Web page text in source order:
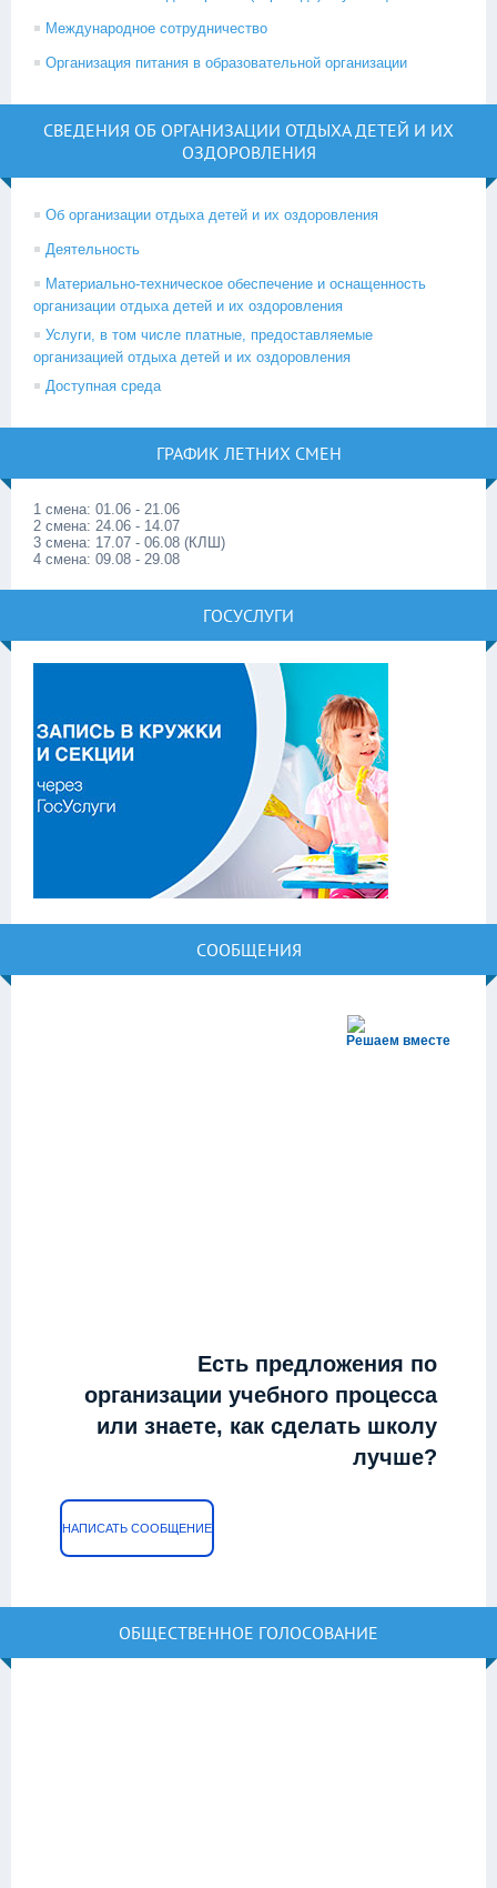
Международное сотрудничество
Организация питания в образовательной организации
СВЕДЕНИЯ ОБ ОРГАНИЗАЦИИ ОТДЫХА ДЕТЕЙ И ИХ
ОЗДОРОВЛЕНИЯ
Об организации отдыха детей и их оздоровления
Деятельность
Материально-техническое обеспечение и оснащенность
организации отдыха детей и их оздоровления
Услуги, в том числе платные, предоставляемые
организацией отдыха детей и их оздоровления
Доступная среда
ГРАФИК ЛЕТНИХ СМЕН
1 смена: 01.06 - 21.06
2 смена: 24.06 - 14.07
3 смена: 17.07 - 06.08 (КЛШ)
4 смена: 09.08 - 29.08
ГОСУСЛУГИ
СООБЩЕНИЯ
Решаем вместе
Есть предложения по
организации учебного процесса
или знаете, как сделать школу
лучше?
НАПИСАТЬ СООБЩЕНИЕ
ОБЩЕСТВЕННОЕ ГОЛОСОВАНИЕ